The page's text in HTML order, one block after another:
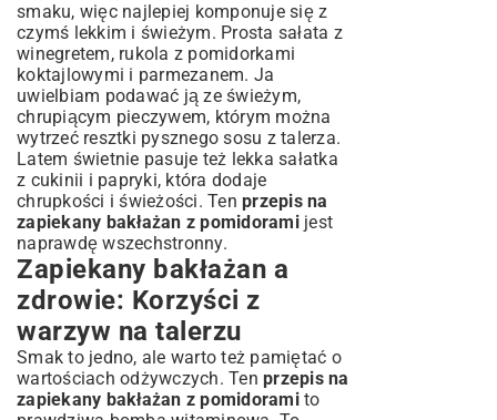
smaku, więc najlepiej komponuje się z
czymś lekkim i świeżym. Prosta sałata z
winegretem, rukola z pomidorkami
koktajlowymi i parmezanem. Ja
uwielbiam podawać ją ze świeżym,
chrupiącym pieczywem, którym można
wytrzeć resztki pysznego sosu z talerza.
Latem świetnie pasuje też lekka sałatka
z cukinii i papryki, która dodaje
chrupkości i świeżości. Ten przepis na
zapiekany bakłażan z pomidoramijest
naprawdę wszechstronny.
Zapiekany bakłażan a
zdrowie: Korzyści z
warzyw na talerzu
Smak to jedno, ale warto też pamiętać o
wartościach odżywczych. Ten przepis na
zapiekany bakłażan z pomidoramito